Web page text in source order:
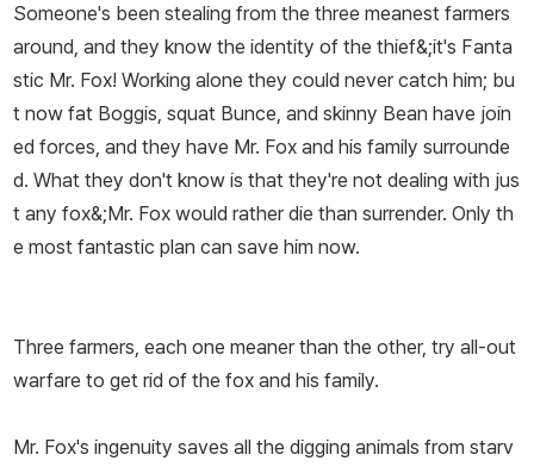
옮겨져 전 세계적으로 2억 부가 판매되기에 이르렀다. 로알드 달은 1
990년 11월에 타계했다. 〈타임스〉는 그를 “우리 시대에 가장 널리 읽
히고 가장 영향력이 큰 작가 중 한 명”이라고 소개하면서 그의 부고에
이렇게 썼다. “아이들은 그의 이야기를 사랑했고 그를 제일 좋아하는
작가로 꼽았다. (…) 그 이야기들은 미래의 고전이 될 것이다.” 타계하
고 10년 뒤인 2000년에 실시된 ‘세계 책의 날’ 설문조사에서 전 세계
독자들이 가장 사랑하는 작가로 뽑혔다.
년에는 안데르센 상을 수상했습니다.
Someone's been stealing from the three meanest farmers
around, and they know the identity of the thief&;it's Fanta
stic Mr. Fox! Working alone they could never catch him; bu
t now fat Boggis, squat Bunce, and skinny Bean have join
ed forces, and they have Mr. Fox and his family surrounde
d. What they don't know is that they're not dealing with jus
t any fox&;Mr. Fox would rather die than surrender. Only th
e most fantastic plan can save him now.
Three farmers, each one meaner than the other, try all-out
warfare to get rid of the fox and his family.
Mr. Fox's ingenuity saves all the digging animals from starv